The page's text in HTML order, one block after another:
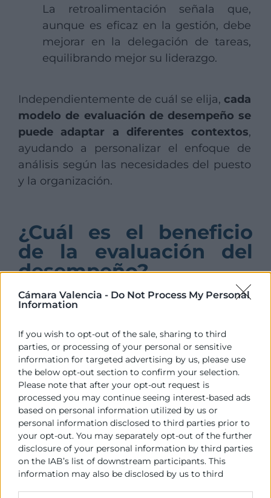
Cámara Valencia - Do Not Process My Personal
Information
If you wish to opt-out of the sale, sharing to third
parties, or processing of your personal or sensitive
information for targeted advertising by us, please use
the below opt-out section to confirm your selection.
Please note that after your opt-out request is
processed you may continue seeing interest-based ads
based on personal information utilized by us or
personal information disclosed to third parties prior to
your opt-out. You may separately opt-out of the further
disclosure of your personal information by third parties
on the IAB’s list of downstream participants. This
information may also be disclosed by us to third
La retroalimentación señala que,
aunque es eficaz en la gestión, debe
mejorar en la delegación de tareas,
equilibrando mejor su liderazgo.
Independientemente de cuál se elija, cada
modelo de evaluación de desempeño se
puede adaptar a diferentes contextos,
ayudando a personalizar el enfoque de
análisis según las necesidades del puesto
y la organización.
¿Cuál es el beneficio
de la evaluación del
desempeño?
Una evaluación de desempeñoofrece
empresa como para los empleados:
Define claramente los objetivos de
las empresas.
Otro beneficio de la evaluación del
desempeño es quemejora del
rendimiento laboral, dado que
permite identificar áreas de mejora y
fortalezas en el ejercicio de los
trabajadores.
Al identificar las habilidades y